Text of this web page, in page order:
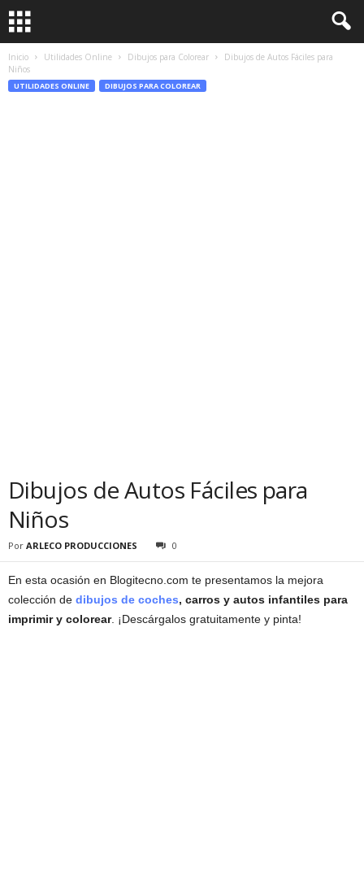
Inicio Utilidades Online Dibujos para Colorear
Dibujos de Autos Fáciles para
Niños
UTILIDADES ONLINE DIBUJOS PARA COLOREAR
Dibujos de Autos Fáciles para
Niños
Por ARLECO PRODUCCIONES 0
En esta ocasión en Blogitecno.com te presentamos la mejora
colección de dibujos de coches, carros y autos infantiles para
imprimir y colorear. ¡Descárgalos gratuitamente y pinta!